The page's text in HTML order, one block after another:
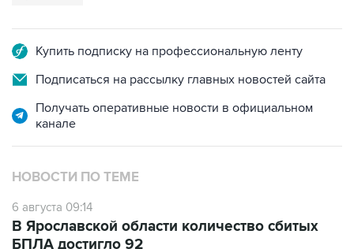
Купить подписку на профессиональную ленту
Подписаться на рассылку главных новостей сайта
Получать оперативные новости в официальном
канале
НОВОСТИ ПО ТЕМЕ
6 августа 09:14
В Ярославской области количество сбитых
БПЛА достигло 92